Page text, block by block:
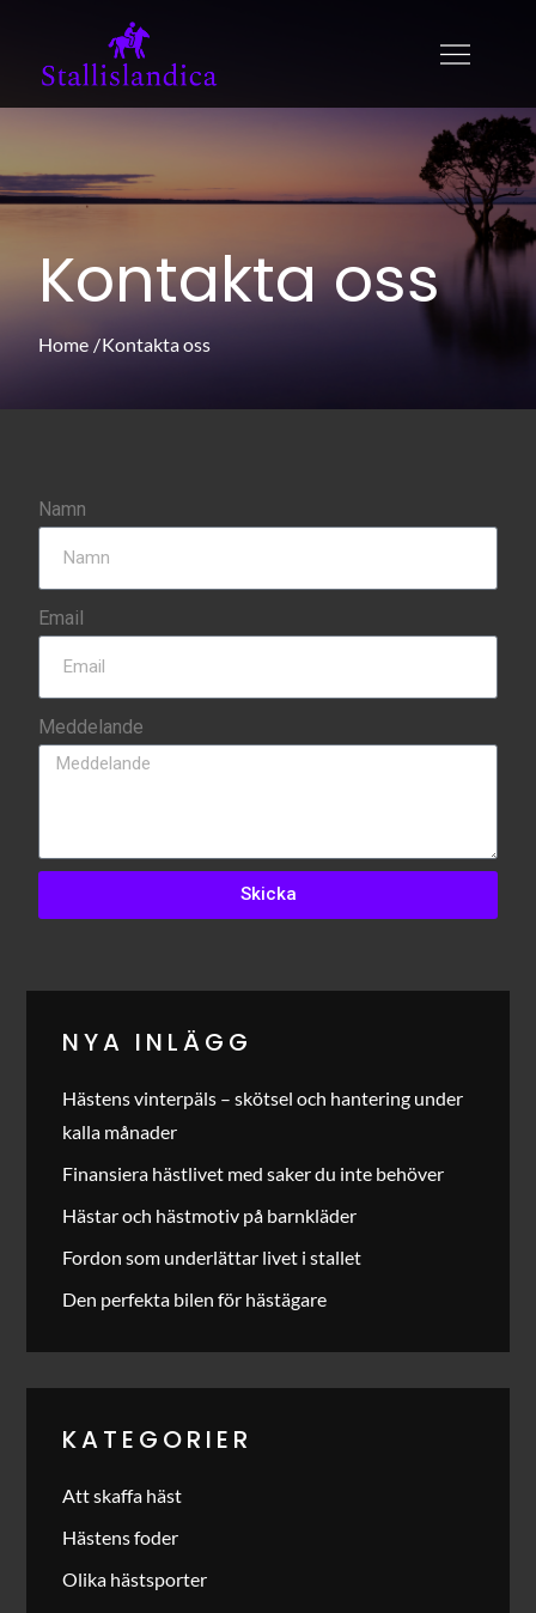
stallislandica.se
stallislandica.se – Lär dig mer om
hästsporten här!
Kontakta oss
Home Kontakta oss
Namn
Email
Meddelande
Skicka
NYA INLÄGG
Hästens vinterpäls – skötsel och hantering under
kalla månader
Finansiera hästlivet med saker du inte behöver
Hästar och hästmotiv på barnkläder
Fordon som underlättar livet i stallet
Den perfekta bilen för hästägare
KATEGORIER
Att skaffa häst
Hästens foder
Olika hästsporter